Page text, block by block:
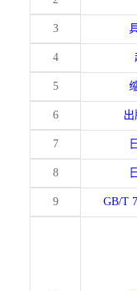
3
4
5
6
7
8
9 GB/T